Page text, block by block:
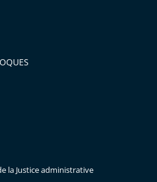
la Justice administrative